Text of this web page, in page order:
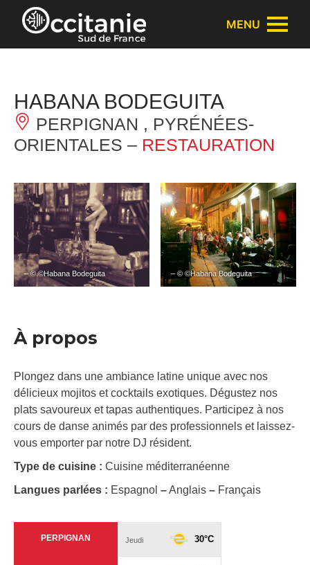
Panneau de gestion des cookies
MENU
HABANA BODEGUITA
PERPIGNAN , PYRÉNÉES-
ORIENTALES – RESTAURATION
– © ©Habana Bodeguita – © ©Habana Bodeguita
À propos
Plongez dans une ambiance latine unique avec nos
délicieux mojitos et cocktails exotiques. Dégustez nos
plats savoureux et tapas authentiques. Participez à nos
cours de danse animés par des professionnels et laissez-
vous emporter par notre DJ résident.
Type de cuisine : Cuisine méditerranéenne
Langues parlées : Espagnol –Anglais – Français